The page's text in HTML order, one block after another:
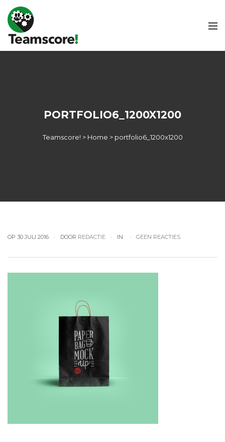
PORTFOLIO6_1200X1200
Teamscore! > Home > portfolio6_1200x1200
OP 30 JULI 2016 DOOR REDACTIE IN GEEN REACTIES